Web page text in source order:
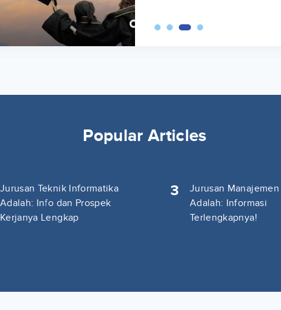
Popular Articles
Jurusan Teknik Informatika
Adalah: Info dan Prospek
Kerjanya Lengkap
3
Jurusan Manajemen
Adalah: Informasi
Terlengkapnya!